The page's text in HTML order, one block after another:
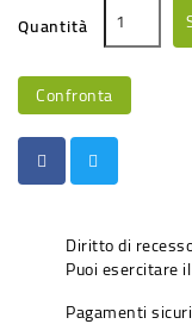
Quantità
Confronta
Diritto di
Puoi esercitare
Pagamenti sicuri